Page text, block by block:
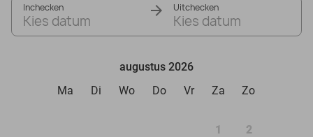
Inchecken
Kies datum
Uitchecken
Kies datum
augustus 2026
Ma
Di Wo Do Vr Za Zo
1 2